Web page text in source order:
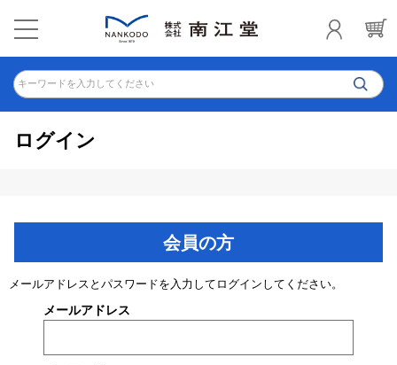
キーワードを入力してください
ログイン
会員の方
メールアドレスとパスワードを入力してログインしてください。
メールアドレス